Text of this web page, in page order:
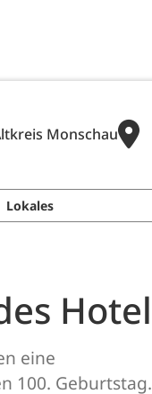
Monschau
Lokales
Hotel
eine
100. Geburtstag.